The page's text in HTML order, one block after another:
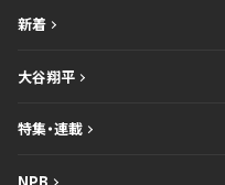
新着
大谷翔平
特集・連載
NPB